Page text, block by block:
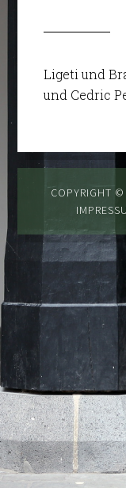
Ligeti und
und Cedric
COPYRIGHT